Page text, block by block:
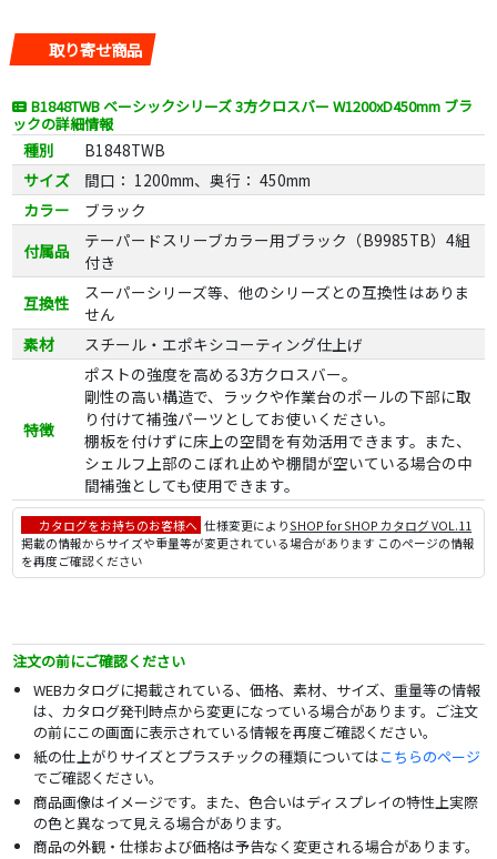
取り寄せ商品
B1848TWB ベーシックシリーズ 3方クロスバー W1200xD450mm ブラ
ックの詳細情報
種別
B1848TWB
サイズ
間口： 1200mm、奥行： 450mm
カラー
ブラック
付属品
テーパードスリーブカラー用ブラック（B9985TB）4組
付き
互換性
スーパーシリーズ等、他のシリーズとの互換性はありま
せん
素材
スチール・エポキシコーティング仕上げ
特徴
ポストの強度を高める3方クロスバー。
剛性の高い構造で、ラックや作業台のポールの下部に取
り付けて補強パーツとしてお使いください。
棚板を付けずに床上の空間を有効活用できます。また、
シェルフ上部のこぼれ止めや棚間が空いている場合の中
間補強としても使用できます。
カタログをお持ちのお客様へ 仕様変更によりSHOP for SHOP カタログ VOL.11
掲載の情報からサイズや重量等が変更されている場合があります このページの情報
を再度ご確認ください
注文の前にご確認ください
WEBカタログに掲載されている、価格、素材、サイズ、重量等の情報
は、カタログ発刊時点から変更になっている場合があります。ご注文
の前にこの画面に表示されている情報を再度ご確認ください。
紙の仕上がりサイズとプラスチックの種類についてはこちらのページ
でご確認ください。
商品画像はイメージです。また、色合いはディスプレイの特性上実際
の色と異なって見える場合があります。
商品の外観・仕様および価格は予告なく変更される場合があります。